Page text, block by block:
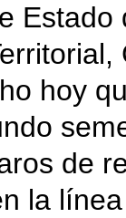
Estado
hoy
de
la